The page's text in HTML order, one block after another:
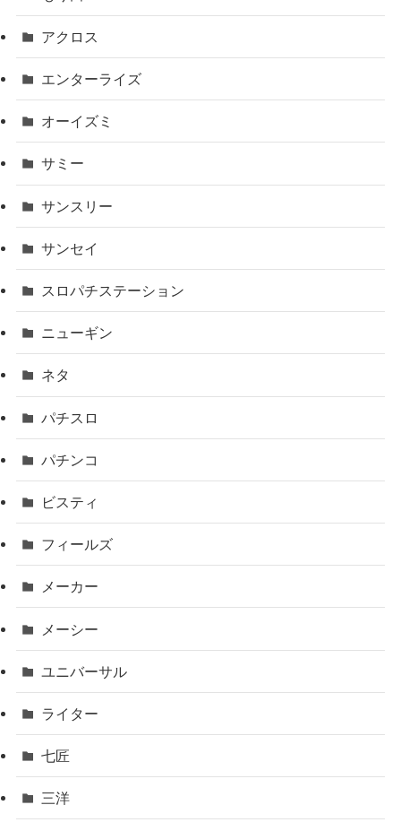
アクロス
エンターライズ
オーイズミ
サミー
サンスリー
サンセイ
スロパチステーション
ニューギン
ネタ
パチスロ
パチンコ
ビスティ
フィールズ
メーカー
メーシー
ユニバーサル
ライター
七匠
三洋